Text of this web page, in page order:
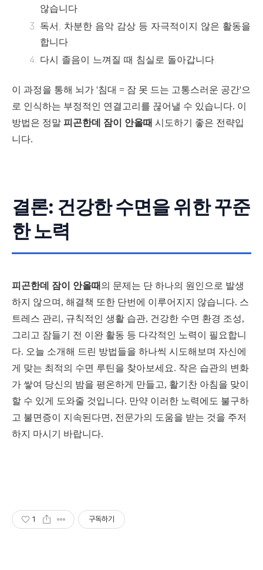
않습니다.
독서, 차분한 음악 감상 등 자극적이지 않은 활동을
합니다.
다시 졸음이 느껴질 때 침실로 돌아갑니다.
이 과정을 통해 뇌가 '침대 = 잠 못 드는 고통스러운 공간'으
로 인식하는 부정적인 연결고리를 끊어낼 수 있습니다. 이
방법은 정말 피곤한데 잠이 안올때 시도하기 좋은 전략입
니다.
결론: 건강한 수면을 위한 꾸준
한 노력
피곤한데 잠이 안올때 의 문제는 단 하나의 원인으로 발생
하지 않으며, 해결책 또한 단번에 이루어지지 않습니다. 스
트레스 관리, 규칙적인 생활 습관, 건강한 수면 환경 조성,
그리고 잠들기 전 이완 활동 등 다각적인 노력이 필요합니
다. 오늘 소개해 드린 방법들을 하나씩 시도해보며 자신에
게 맞는 최적의 수면 루틴을 찾아보세요. 작은 습관의 변화
가 쌓여 당신의 밤을 평온하게 만들고, 활기찬 아침을 맞이
할 수 있게 도와줄 것입니다. 만약 이러한 노력에도 불구하
고 불면증이 지속된다면, 전문가의 도움을 받는 것을 주저
하지 마시기 바랍니다.
1 구독하기